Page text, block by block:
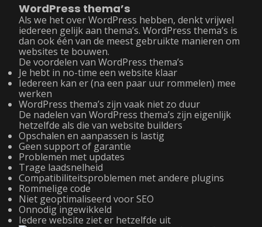
WordPress thema’s
Als we het over WordPress hebben, denkt vrijwel
iedereen gelijk aan thema’s. WordPress thema’s is
dan ook één van de meest gebruikte manieren om
websites te bouwen.
De voordelen van WordPress thema’s
Je hebt in no-time een website klaar
Iedereen kan er (na een paar uur rommelen) mee
werken
WordPress thema’s zijn vaak niet zo duur
De nadelen van WordPress thema’s zijn eigenlijk
hetzelfde als die van website builders
Opschalen en aanpassen is lastig
Geen support of garantie
Problemen met updates
Trage laadsnelheid
Compatibiliteitsproblemen met andere plugins
Rommelige code
Niet geoptimaliseerd voor SEO
Onnodig ingewikkeld
Iedere website ziet er hetzelfde uit